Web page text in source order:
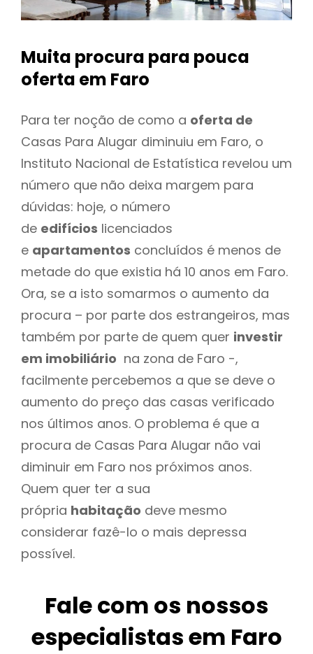
Muita procura para pouca
oferta em Faro
Para ter noção de como a oferta de
Casas Para Alugar diminuiu em Faro, o
Instituto Nacional de Estatística revelou um
número que não deixa margem para
dúvidas: hoje, o número
de edifícios licenciados
e apartamentos concluídos é menos de
metade do que existia há 10 anos em Faro.
Ora, se a isto somarmos o aumento da
procura – por parte dos estrangeiros, mas
também por parte de quem quer investir
em imobiliário na zona de Faro -,
facilmente percebemos a que se deve o
aumento do preço das casas verificado
nos últimos anos. O problema é que a
procura de Casas Para Alugar não vai
diminuir em Faro nos próximos anos.
Quem quer ter a sua
própria habitação deve mesmo
considerar fazê-lo o mais depressa
possível.
Fale com os nossos
especialistas em Faro